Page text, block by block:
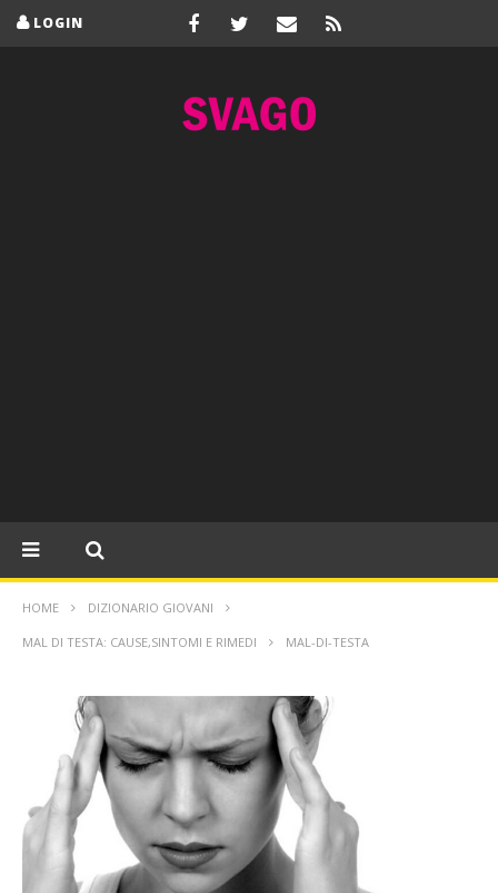
LOGIN
HOME DIZIONARIO GIOVANI
MAL DI TESTA: CAUSE,SINTOMI E RIMEDI MAL-DI-TESTA